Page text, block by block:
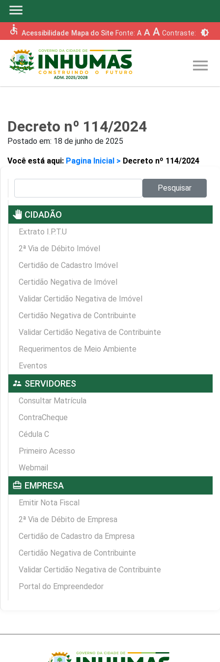
menu
accessible Acessibilidade Mapa do Site Fonte: A A A Contraste: brightness_6
menu
Decreto nº 114/2024
Postado em: 18 de junho de 2025
Você está aqui: Pagina Inicial > Decreto nº 114/2024
Pesquisar
pan_tool CIDADÃO
Extrato I.P.T.U
2ª Via de Débito Imóvel
Certidão de Cadastro Imóvel
Certidão Negativa de Imóvel
Validar Certidão Negativa de Imóvel
Certidão Negativa de Contribuinte
Validar Certidão Negativa de Contribuinte
Requerimentos de Meio Ambiente
Eventos
supervisor_account SERVIDORES
Consultar Matrícula
ContraCheque
Cédula C
Primeiro Acesso
Webmail
card_travel EMPRESA
Emitir Nota Fiscal
2ª Via de Débito de Empresa
Certidão de Cadastro da Empresa
Certidão Negativa de Contribuinte
Validar Certidão Negativa de Contribuinte
Portal do Empreendedor